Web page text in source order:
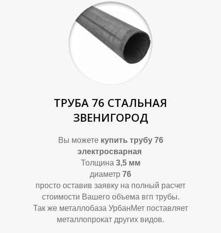
В
ТРУБА 76 СТАЛЬНАЯ
ЗВЕНИГОРОД
Вы можете купить трубу 76
электросварная
Толщина 3,5 мм
диаметр 76
просто оставив заявку на полный расчет
стоимости Вашего объема вгп трубы.
Так же металлобаза УрбанМет поставляет
металлопрокат других видов.
Д